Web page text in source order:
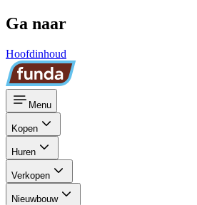
Ga naar
Hoofdinhoud
Menu
Kopen
Huren
Verkopen
Nieuwbouw